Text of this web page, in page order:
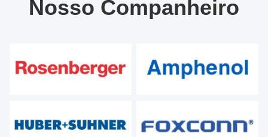
Nosso Companheiro